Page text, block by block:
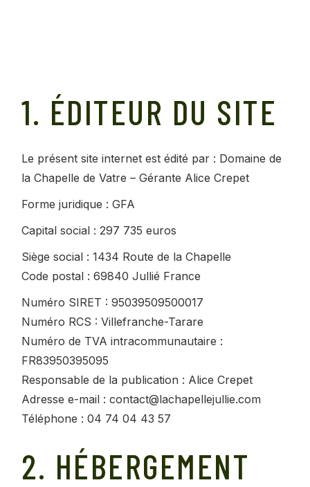
1. ÉDITEUR DU SITE
Le présent site internet est édité par : Domaine de
la Chapelle de Vatre – Gérante Alice Crepet
Forme juridique : GFA
Capital social : 297 735 euros
Siège social : 1434 Route de la Chapelle
Code postal : 69840 Jullié France
Numéro SIRET : 95039509500017
Numéro RCS : Villefranche-Tarare
Numéro de TVA intracommunautaire :
FR83950395095
Responsable de la publication : Alice Crepet
Adresse e-mail : contact@lachapellejullie.com
Téléphone : 04 74 04 43 57
2. HÉBERGEMENT